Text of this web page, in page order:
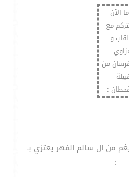
الآن
مع
و
من
:
من ال سالم الفهر يعتزي بـ
: